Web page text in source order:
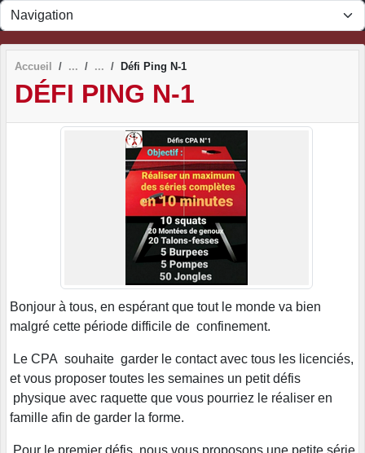
Accueil Défi Ping N-1
DÉFI PING N-1
Bonjour à tous, en espérant que tout le monde va bien
malgré cette période difficile de confinement.
Le CPA souhaite garder le contact avec tous les licenciés,
et vous proposer toutes les semaines un petit défis
physique avec raquette que vous pourriez le réaliser en
famille afin de garder la forme.
Pour le premier défis, nous vous proposons une petite série
Panneau de gestion des cookies